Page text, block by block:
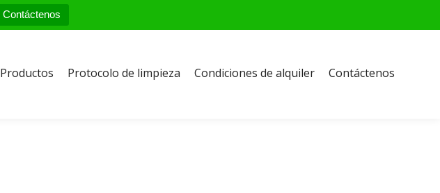
Contáctenos
Productos Protocolo de limpieza Condiciones de alquiler Contáctenos